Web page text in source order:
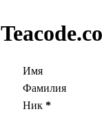
Имя
Фамилия
Ник *